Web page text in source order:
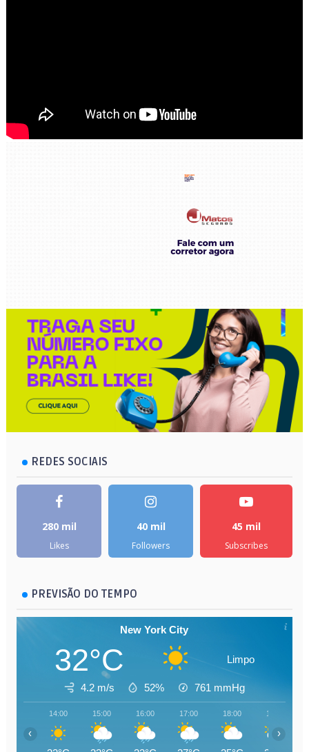
REDES SOCIAIS
280 mil
Likes
40 mil
Followers
45 mil
Subscribes
PREVISÃO DO TEMPO
New York City
32°C Limpo
4.2 m/s 52% 761 mmHg
14:00 15:00 16:00 17:00 18:00 19:00
‹ ›